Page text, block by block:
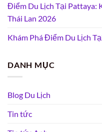
Điểm Du Lịch Tại Pattaya:
Thái Lan 2026
Khám Phá Điểm Du Lịch
DANH MỤC
Blog Du Lịch
Tin tức